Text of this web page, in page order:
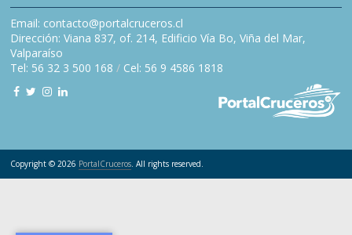
Email: contacto@portalcruceros.cl
Dirección: Viana 837, of. 214, Edificio Vía Bo, Viña del Mar,
Valparaíso
Tel: 56 32 3 500 168 / Cel: 56 9 4586 1818
Copyright © 2026 PortalCruceros. All rights reserved.